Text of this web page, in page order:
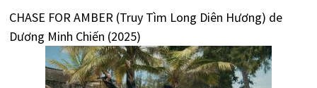
CHASE FOR AMBER (Truy Tìm Long Diên Hương) de
Dương Minh Chiến (2025)